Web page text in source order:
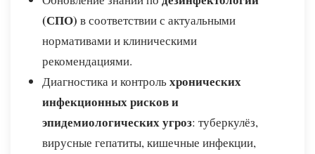
(СПО) в соответствии с актуальными
нормативами и клиническими
рекомендациями.
Диагностика и контрольхронических
инфекционных рисков и
эпидемиологических угроз: туберкулёз,
вирусные гепатиты, кишечные инфекции,